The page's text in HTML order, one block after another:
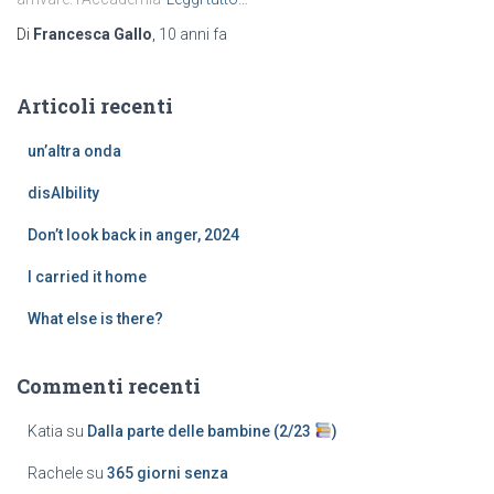
Di Francesca Gallo 10 anni fa
Articoli recenti
un’altra onda
disAIbility
Don’t look back in anger, 2024
I carried it home
What else is there?
Commenti recenti
Katia su Dalla parte delle bambine (2/23 )
Rachele su 365 giorni senza